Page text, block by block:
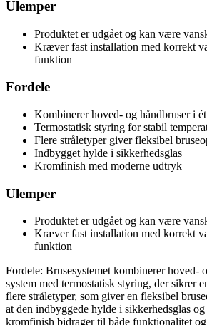
Ulemper
Produktet er udgået og kan være
Kræver fast installation med korrekt
funktion
Fordele
Kombinerer hoved- og håndbruser i
Termostatisk styring for stabil
Flere stråletyper giver fleksibel
Indbygget hylde i sikkerhedsglas
Kromfinish med moderne udtryk
Ulemper
Produktet er udgået og kan være
Kræver fast installation med korrekt
funktion
Fordele: Brusesystemet kombinerer hoved-
system med termostatisk styring, der sikrer
flere stråletyper, som giver en fleksibel
at den indbyggede hylde i sikkerhedsglas
kromfinish bidrager til både funktionalitet